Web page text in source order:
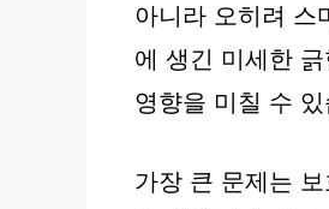
아니라 오히려 스
에 생긴 미세한
영향을 미칠 수
가장 큰 문제는